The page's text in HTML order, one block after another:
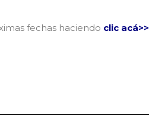
fechas haciendo clic acá>>